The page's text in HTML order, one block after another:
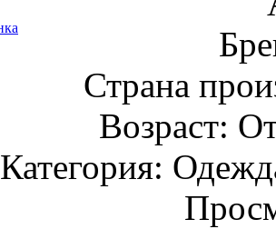
Страна
Возраст:
Категория: